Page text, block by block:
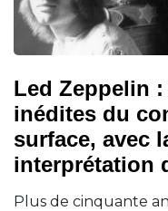
Led Zeppelin
inédites du
surface, avec
interprétation
Plus de cinquante